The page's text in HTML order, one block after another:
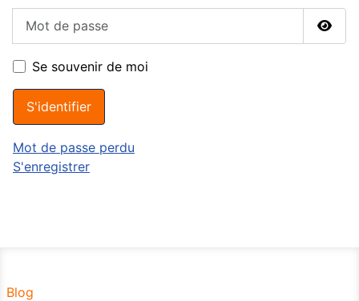
Se souvenir de moi
S'identifier
Mot de passe perdu
S'enregistrer
Blog